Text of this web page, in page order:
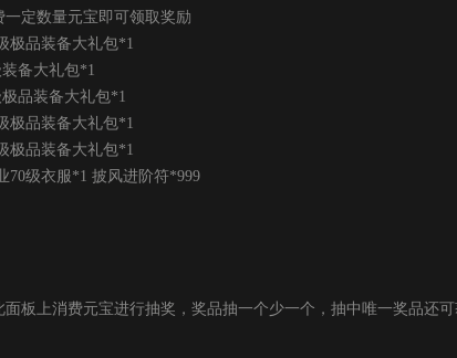
定数量元宝即可领取奖励
品装备大礼包*1
备大礼包*1
品装备大礼包*1
品装备大礼包*1
品装备大礼包*1
级衣服*1 披风进阶符*999
板上消费元宝进行抽奖，奖品抽一个少一个，抽中唯一奖品还